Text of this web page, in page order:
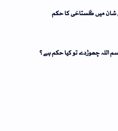
گستاخی کا حکم
تو کیا حکم ہے؟